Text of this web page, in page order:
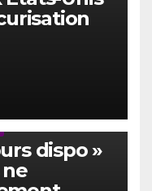
dispo »
ne